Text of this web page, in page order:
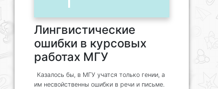
Лингвистические
ошибки в курсовых
работах МГУ
Казалось бы, в МГУ учатся только гении, а
им несвойственны ошибки в речи и письме.